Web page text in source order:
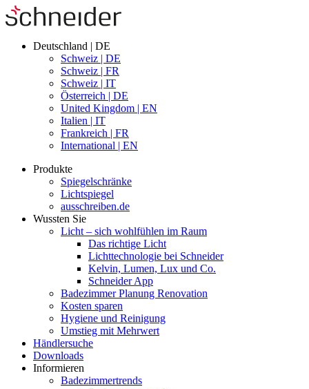
Deutschland | DE
Schweiz | DE
Schweiz | FR
Schweiz | IT
Österreich | DE
United Kingdom | EN
Italien | IT
Frankreich | FR
International | EN
Produkte
Spiegelschränke
Lichtspiegel
ausschreiben.de
Wussten Sie
Licht – sich wohlfühlen im Raum
Das richtige Licht
Lichttechnologie bei Schneider
Kelvin, Lumen, Lux und Co.
Schneider App
Badezimmer Planung Renovation
Kosten sparen
Hygiene und Reinigung
Umstieg mit Mehrwert
Händlersuche
Downloads
Informieren
Badezimmertrends